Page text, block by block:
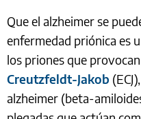
Que el alzheimer se
enfermedad priónica es
los priones que
Creutzfeldt-Jakob
alzheimer (beta-